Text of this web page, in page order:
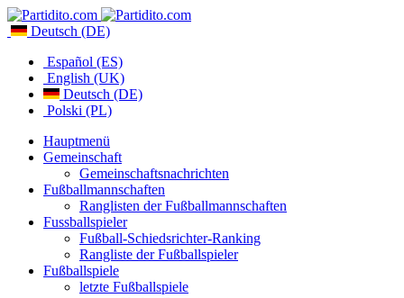
Deutsch (DE)
Español (ES)
English (UK)
Deutsch (DE)
Polski (PL)
Hauptmenü
Gemeinschaft
Gemeinschaftsnachrichten
Fußballmannschaften
Ranglisten der Fußballmannschaften
Fussballspieler
Fußball-Schiedsrichter-Ranking
Rangliste der Fußballspieler
Fußballspiele
letzte Fußballspiele